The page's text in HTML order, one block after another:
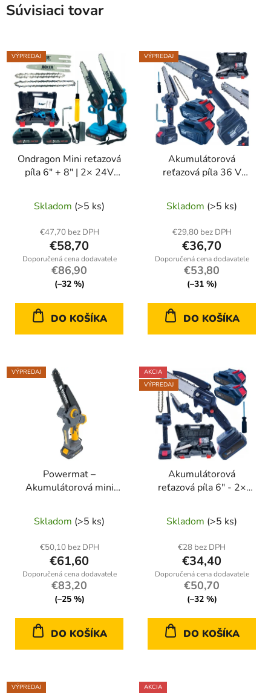
Súvisiaci tovar
VÝPREDAJ
Ondragon Mini reťazová
píla 6" + 8" | 2× 24V
sada
Skladom (>5 ks)
€47,70 bez DPH
€58,70
€86,90
(–32 %)
DO KOŠÍKA
VÝPREDAJ
Akumulátorová
reťazová píla 36 V
kompaktná 6″, 2×
batéria, ľahká
Skladom (>5 ks)
€29,80 bez DPH
€36,70
€53,80
(–31 %)
DO KOŠÍKA
VÝPREDAJ
Powermat –
Akumulátorová mini
8″ (20 cm) – 2× batéria
21 V / 2 Ah, kufrík, reťaz
Skladom (>5 ks)
€50,10 bez DPH
€61,60
€83,20
(–25 %)
DO KOŠÍKA
AKCIA
VÝPREDAJ
Akumulátorová
reťazová píla 6" - 2×
výkon bez kábla!
Skladom (>5 ks)
€28 bez DPH
€34,40
€50,70
(–32 %)
DO KOŠÍKA
VÝPREDAJ AKCIA